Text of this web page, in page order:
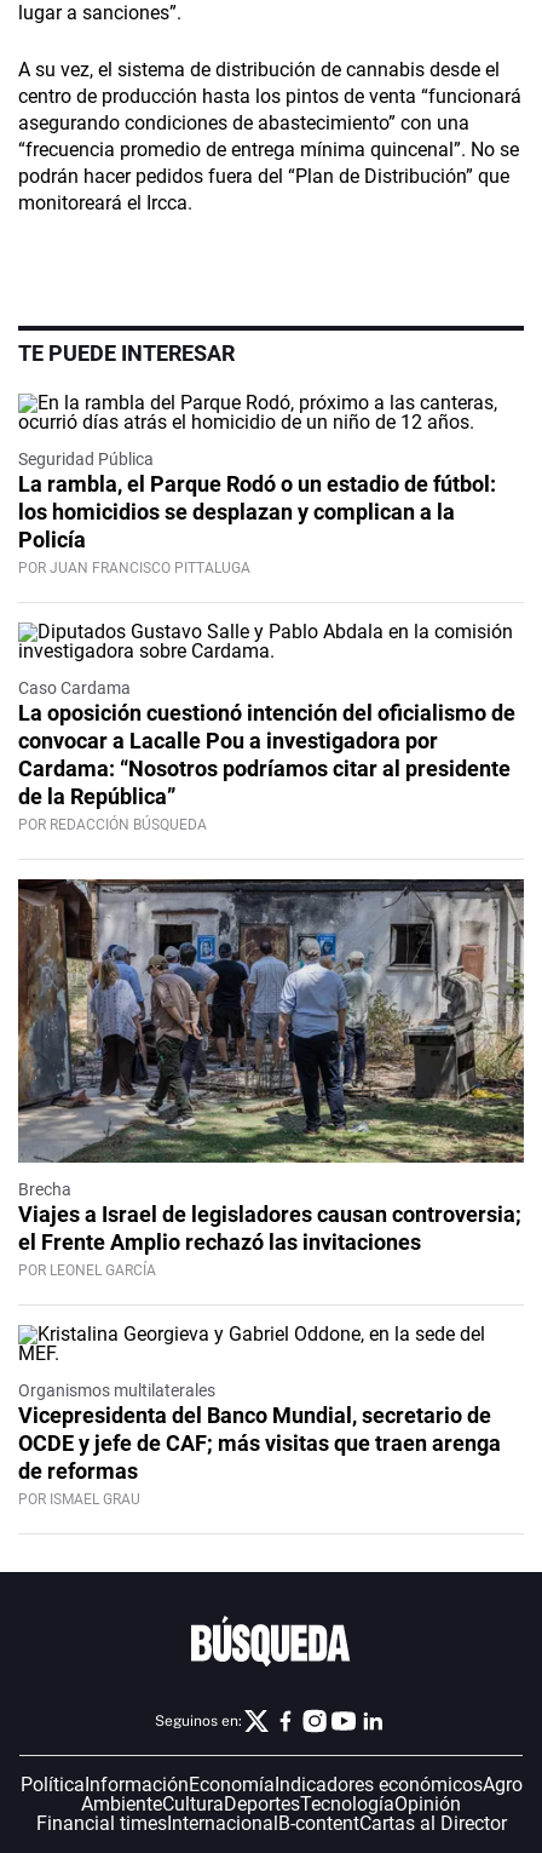
lugar a sanciones”.
A su vez, el sistema de distribución de cannabis desde el
centro de producción hasta los pintos de venta “funcionará
asegurando condiciones de abastecimiento” con una
“frecuencia promedio de entrega mínima quincenal”. No se
podrán hacer pedidos fuera del “Plan de Distribución” que
monitoreará el Ircca.
TE PUEDE INTERESAR
Seguridad Pública
La rambla, el Parque Rodó o un estadio de fútbol:
los homicidios se desplazan y complican a la
Policía
POR JUAN FRANCISCO PITTALUGA
Caso Cardama
La oposición cuestionó intención del oficialismo de
convocar a Lacalle Pou a investigadora por
Cardama: “Nosotros podríamos citar al presidente
de la República”
POR REDACCIÓN BÚSQUEDA
Brecha
Viajes a Israel de legisladores causan controversia;
el Frente Amplio rechazó las invitaciones
POR LEONEL GARCÍA
Organismos multilaterales
Vicepresidenta del Banco Mundial, secretario de
OCDE y jefe de CAF; más visitas que traen arenga
de reformas
POR ISMAEL GRAU
Seguinos en:
PolíticaInformaciónEconomíaIndicadores económicosAgro
AmbienteCulturaDeportesTecnologíaOpinión
Financial timesInternacionalB-contentCartas al Director